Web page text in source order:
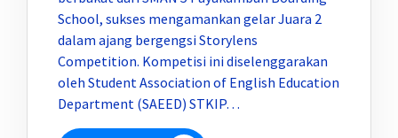
School, sukses mengamankan gelar Juara 2
dalam ajang bergengsi Storylens
Competition. Kompetisi ini diselenggarakan
oleh Student Association of English Education
Department (SAEED) STKIP…